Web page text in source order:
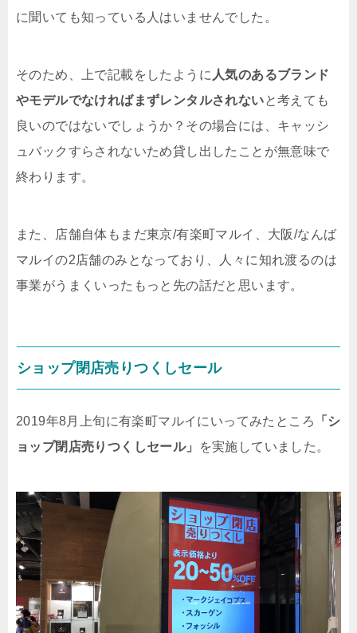
に聞いても知っている人はいませんでした。
そのため、上で記載をしたように 人気のあるブランド
やモデルでなければまずレンタルされないと考えても
良いのではないでしょうか？その場合には、キャッシ
ュバックすらされないため貸し出したことが無意味で
終わります。
また、店舗自体もまだ東京/有楽町マルイ、大阪/なんば
マルイの2店舗のみとなっており、人々に知れ渡るのは
事業がうまくいったもっと先の話だと思います。
ショップ閉店売りつくしセール
2019年8月上旬に有楽町マルイにいってみたところ
「シ
ョップ閉店売りつくしセール」
を実施していました。